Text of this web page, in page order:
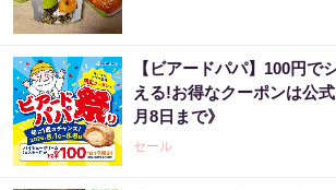
【ビアードパパ】100円で
える!お得なクーポンは公
月8日まで》
セール